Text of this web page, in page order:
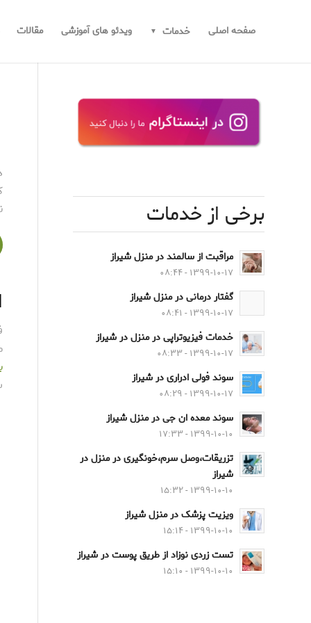
صفحه اصلی خدمات ویدئو های آموزشی مقالات
برخی از خدمات
مراقبت از سالمند در منزل شیراز
۱۳۹۹-۱۰-۱۷ - ۰۸:۴۴
گفتار درمانی در منزل شیراز
۱۳۹۹-۱۰-۱۷ - ۰۸:۴۱
خدمات فیزیوتراپی در منزل در شیراز
۱۳۹۹-۱۰-۱۷ - ۰۸:۳۳
سوند فولی ادراری در شیراز
۱۳۹۹-۱۰-۱۷ - ۰۸:۲۹
سوند معده ان جی در منزل شیراز
۱۳۹۹-۱۰-۱۰ - ۱۷:۳۳
تزریقات،وصل سرم،خونگیری در منزل در
شیراز
۱۳۹۹-۱۰-۱۰ - ۱۵:۳۲
ویزیت پزشک در منزل شیراز
۱۳۹۹-۱۰-۱۰ - ۱۵:۱۴
تست زردی نوزاد از طریق پوست در شیراز
۱۳۹۹-۱۰-۱۰ - ۱۵:۱۰